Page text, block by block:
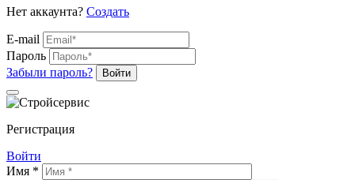
Нет аккаунта? Создать
E-mail
Пароль
Забыли пароль?
Войти
Регистрация
Войти
Имя *